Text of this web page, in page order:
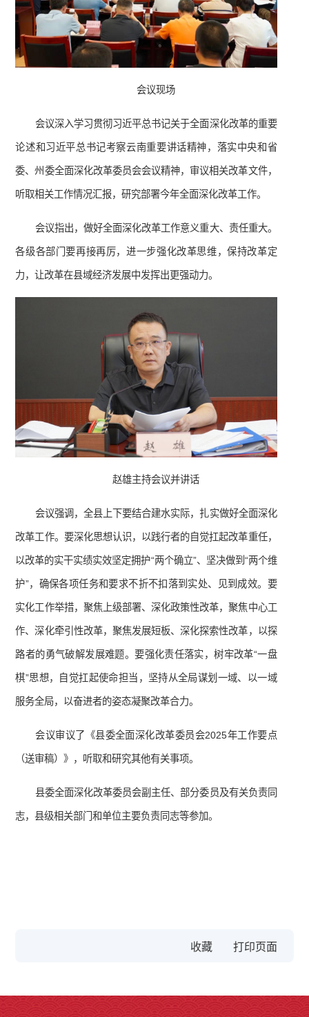
会议现场
会议深入学习贯彻习近平总书记关于全面深化改革的重要
论述和习近平总书记考察云南重要讲话精神，落实中央和省
委、州委全面深化改革委员会会议精神，审议相关改革文件，
听取相关工作情况汇报，研究部署今年全面深化改革工作。
会议指出，做好全面深化改革工作意义重大、责任重大。
各级各部门要再接再厉，进一步强化改革思维，保持改革定
力，让改革在县域经济发展中发挥出更强动力。
赵雄主持会议并讲话
会议强调，全县上下要结合建水实际，扎实做好全面深化
改革工作。要深化思想认识，以践行者的自觉扛起改革重任，
以改革的实干实绩实效坚定拥护“两个确立”、坚决做到“两个维
护”，确保各项任务和要求不折不扣落到实处、见到成效。要
实化工作举措，聚焦上级部署、深化政策性改革，聚焦中心工
作、深化牵引性改革，聚焦发展短板、深化探索性改革，以探
路者的勇气破解发展难题。要强化责任落实，树牢改革“一盘
棋”思想，自觉扛起使命担当，坚持从全局谋划一域、以一域
服务全局，以奋进者的姿态凝聚改革合力。
会议审议了《县委全面深化改革委员会2025年工作要点
（送审稿）》，听取和研究其他有关事项。
县委全面深化改革委员会副主任、部分委员及有关负责同
志，县级相关部门和单位主要负责同志等参加。
收藏